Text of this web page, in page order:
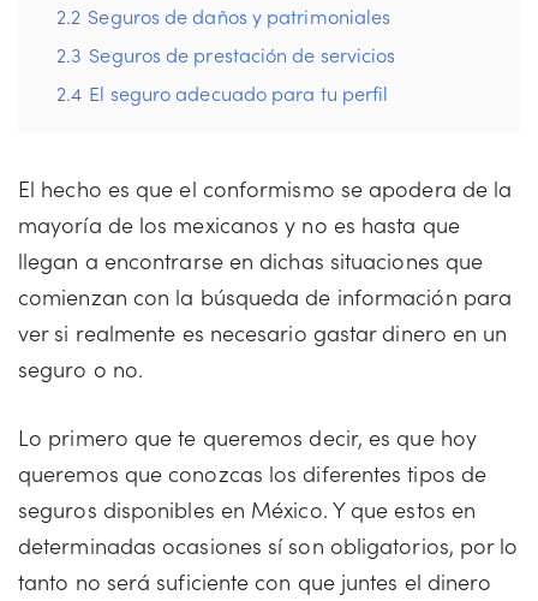
2.2 Seguros de daños y patrimoniales
2.3 Seguros de prestación de servicios
2.4 El seguro adecuado para tu perfil
El hecho es que el conformismo se apodera de la
mayoría de los mexicanos y no es hasta que
llegan a encontrarse en dichas situaciones que
comienzan con la búsqueda de información para
ver si realmente es necesario gastar dinero en un
seguro o no.
Lo primero que te queremos decir, es que hoy
queremos que conozcas los diferentes tipos de
seguros disponibles en México. Y que estos en
determinadas ocasiones sí son obligatorios, por lo
tanto no será suficiente con que juntes el dinero